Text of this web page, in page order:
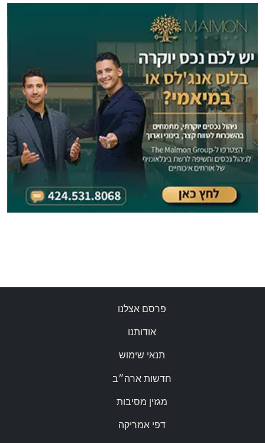
פרסם אצלנו
אודותנו
תנאי שימוש
חדשות ארה״ב
מגזין מסיבות
דפי אמריקה